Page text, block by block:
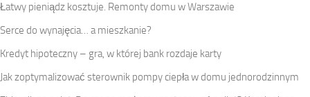
Łatwy pieniądz kosztuje. Remonty domu w Warszawie
Serce do wynajęcia… a mieszkanie?
Kredyt hipoteczny – gra, w której bank rozdaje karty
Jak zoptymalizować sterownik pompy ciepła w domu jednorodzinnym